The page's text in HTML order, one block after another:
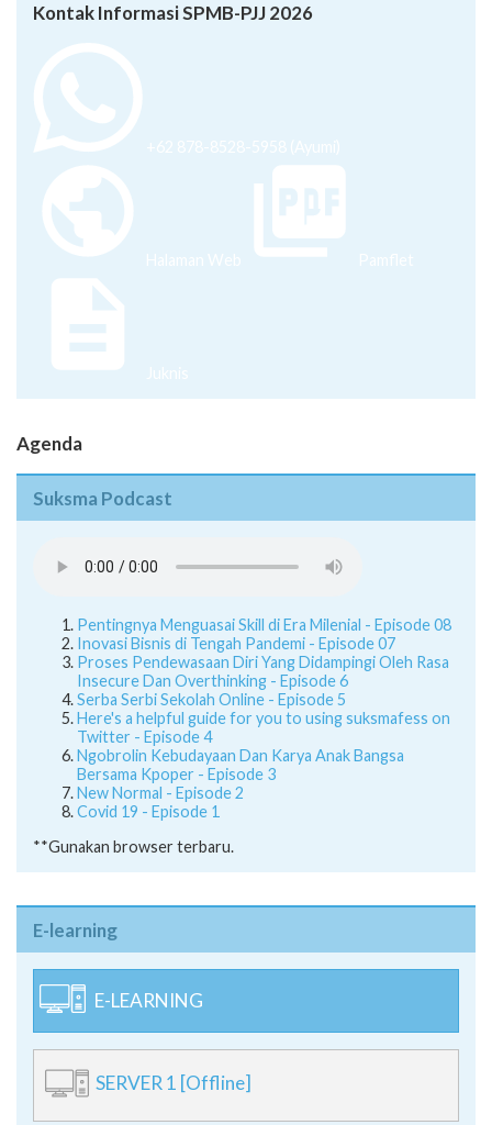
Kontak Informasi SPMB-PJJ 2026
+62 878-8528-5958 (Ayumi)
Halaman Web Pamflet
Juknis
Agenda
Suksma Podcast
Pentingnya Menguasai Skill di Era Milenial - Episode 08
Inovasi Bisnis di Tengah Pandemi - Episode 07
Proses Pendewasaan Diri Yang Didampingi Oleh Rasa
Insecure Dan Overthinking - Episode 6
Serba Serbi Sekolah Online - Episode 5
Here's a helpful guide for you to using suksmafess on
Twitter - Episode 4
Ngobrolin Kebudayaan Dan Karya Anak Bangsa
Bersama Kpoper - Episode 3
New Normal - Episode 2
Covid 19 - Episode 1
**Gunakan browser terbaru.
E-learning
E-LEARNING
SERVER 1 [Offline]